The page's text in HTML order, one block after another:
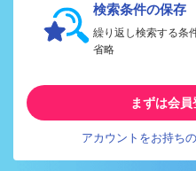
検索条件の保存
繰り返し検索する条
省略
まずは会員
アカウントをお持ち